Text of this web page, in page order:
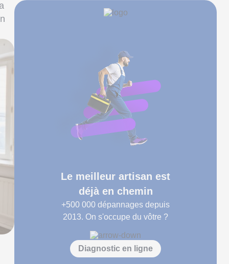
Le meilleur artisan est
déjà en chemin
+500 000 dépannages depuis
2013. On s'occupe du vôtre ?
Diagnostic en ligne